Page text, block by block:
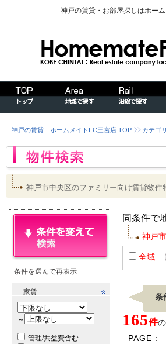
神戸の賃貸・お部屋探しはホー
神戸の賃貸｜ホームメイトFC三宮店 TOP カテゴ
神戸市中央区のファミリー向け賃貸物件
条件を選んで再表示
家賃
～
管理/共益費含む
同条件で
神戸市
全域
条
165件
PAGE :